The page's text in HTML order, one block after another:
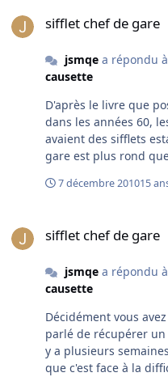
sifflet chef de gare
jsmqea répondu à
causette
D'après le livre que
dans les années 60,
avaient des sifflets
gare est plus rond
une dame a mis une
j'ai vu jusqu'à présent. D'où ma demande de ce jour...
surprise pour son
lampe de quai des
laquelle j'ai un peu
années 60 et un
7 décembre 201015
sifflet chef de gare
jsmqea répondu à
causette
Décidément vous
parlé de récupérer
y a plusieurs
que c'est face à la